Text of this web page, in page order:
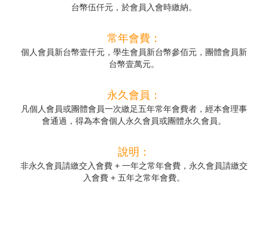
台幣伍仟元，於會員入會時繳納。
常年會費：
個人會員新台幣壹仟元，學生會員新台幣參佰元，團體會員新
台幣壹萬元。
永久會員：
凡個人會員或團體會員一次繳足五年常年會費者，經本會理事
會通過，得為本會個人永久會員或團體永久會員。
說明：
非永久會員請繳交入會費 + 一年之常年會費，永久會員請繳交
入會費 + 五年之常年會費。